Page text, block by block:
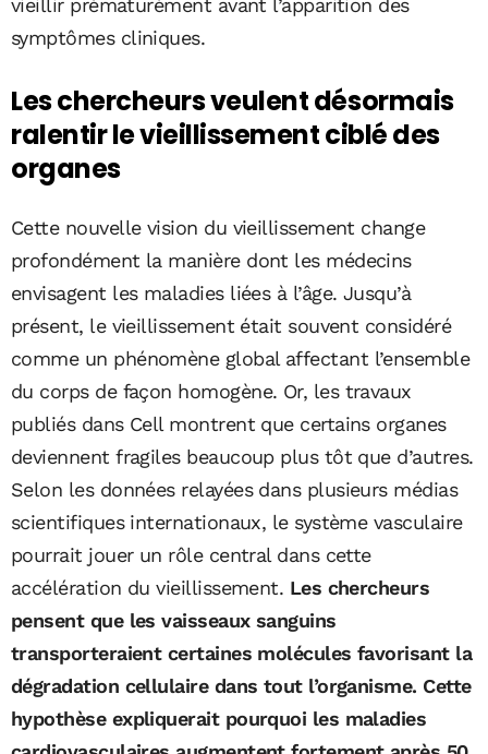
vieillir prématurément avant l’apparition des
symptômes cliniques.
Les chercheurs veulent désormais
ralentir le vieillissement ciblé des
organes
Cette nouvelle vision du vieillissement change
profondément la manière dont les médecins
envisagent les maladies liées à l’âge. Jusqu’à
présent, le vieillissement était souvent considéré
comme un phénomène global affectant l’ensemble
du corps de façon homogène. Or, les travaux
publiés dans Cell montrent que certains organes
deviennent fragiles beaucoup plus tôt que d’autres.
Selon les données relayées dans plusieurs médias
scientifiques internationaux, le système vasculaire
pourrait jouer un rôle central dans cette
accélération du vieillissement. Les chercheurs
pensent que les vaisseaux sanguins
transporteraient certaines molécules favorisant la
dégradation cellulaire dans tout l’organisme. Cette
hypothèse expliquerait pourquoi les maladies